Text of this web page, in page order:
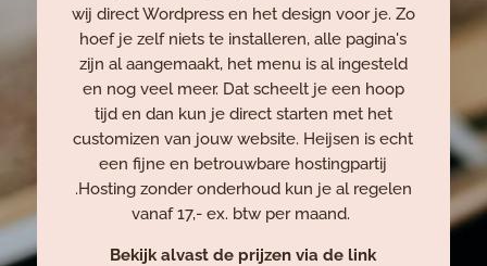
wij direct Wordpress en het design voor je. Zo
hoef je zelf niets te installeren, alle pagina's
zijn al aangemaakt, het menu is al ingesteld
en nog veel meer. Dat scheelt je een hoop
tijd en dan kun je direct starten met het
customizen van jouw website. Heijsen is echt
een fijne en betrouwbare hostingpartij
.Hosting zonder onderhoud kun je al regelen
vanaf 17,- ex. btw per maand.
Bekijk alvast de prijzen via de link